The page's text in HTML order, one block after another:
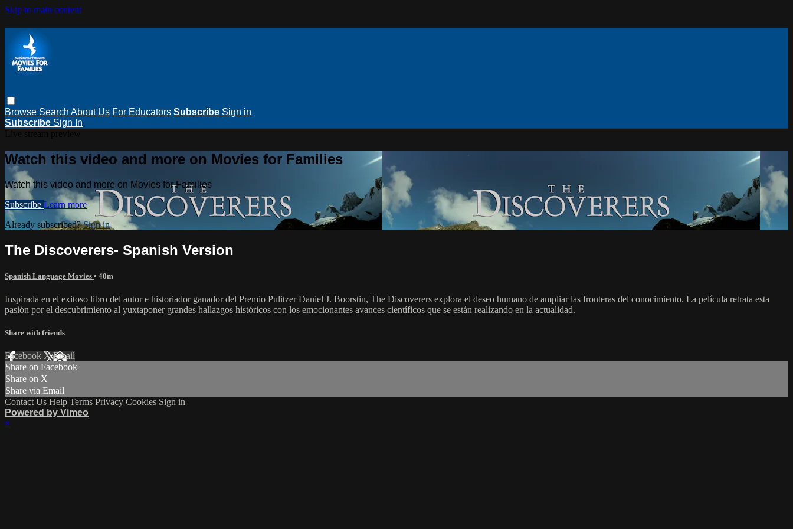
Skip to main content
Browse Search About Us For Educators Subscribe Sign in
Subscribe Sign In
Watch this video and more on Movies for Families
Watch this video and more on Movies for Families
Subscribe Learn more
Already subscribed?Sign in
The Discoverers- Spanish Version
Spanish Language Movies • 40m
Inspirada en el exitoso libro del autor e historiador ganador del Premio Pulitzer Daniel J. Boorstin, The Discoverers explora el deseo humano de ampliar las fronteras del conocimiento. La película retrata esta
pasión por el descubrimiento al yuxtaponer grandes hallazgos históricos con los emocionantes avances científicos que se están realizando en la actualidad.
Share with friends
Facebook XEmail
Share on Facebook
Share on X
Share via Email
Contact Us Help Terms Privacy Cookies Sign in
Powered by Vimeo
×